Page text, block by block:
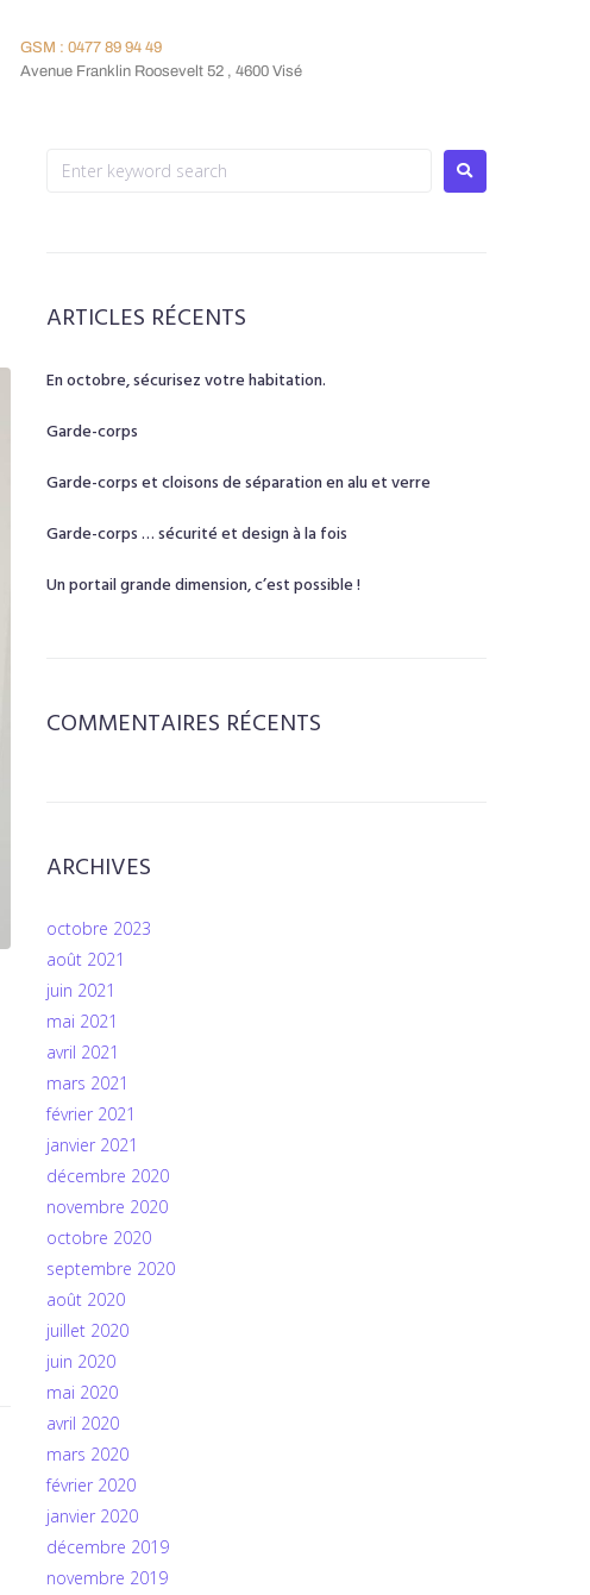
GSM : 0477 89 94 49
Avenue Franklin Roosevelt 52 , 4600 Visé
ARTICLES RÉCENTS
En octobre, sécurisez votre habitation.
Garde-corps
Garde-corps et cloisons de séparation en alu et verre
Garde-corps … sécurité et design à la fois
Un portail grande dimension, c’est possible !
COMMENTAIRES RÉCENTS
ARCHIVES
octobre 2023
août 2021
juin 2021
mai 2021
avril 2021
mars 2021
février 2021
janvier 2021
décembre 2020
novembre 2020
octobre 2020
septembre 2020
août 2020
juillet 2020
juin 2020
mai 2020
avril 2020
mars 2020
février 2020
janvier 2020
décembre 2019
novembre 2019